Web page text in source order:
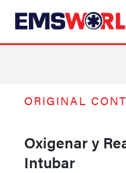
ORIGINAL
Oxigenar y
Intubar